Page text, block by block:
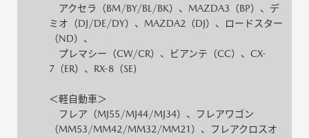
アクセラ（BM/BY/BL/BK）、MAZDA3（BP）、デ
ミオ（DJ/DE/DY）、MAZDA2（DJ）、ロードスター
（ND）、
プレマシー（CW/CR）、ビアンテ（CC）、CX-
7（ER）、RX-8（SE)
＜軽自動車＞
フレア（MJ55/MJ44/MJ34）、フレアワゴン
（MM53/MM42/MM32/MM21）、フレアクロスオ